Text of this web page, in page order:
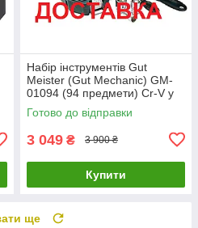
Набір інструментів Gut
Meister (Gut Mechanic) GM-
01094 (94 предмети) Cr-V у
кейсі: головки, біти, тріскачки
Готово до відправки
3 049 ₴ 3 900 ₴
Купити
ще